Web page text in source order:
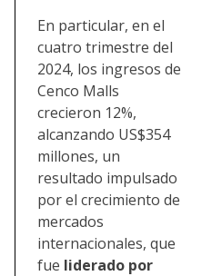
En particular, en el
cuatro trimestre del
2024, los ingresos de
Cenco Malls
crecieron 12%,
alcanzando US$354
millones, un
resultado impulsado
por el crecimiento de
mercados
internacionales, que
fue liderado por